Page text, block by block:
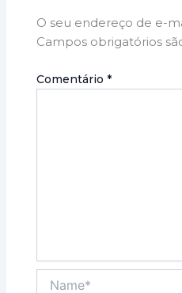
O seu endereço de e-
Campos obrigatórios
Comentário *